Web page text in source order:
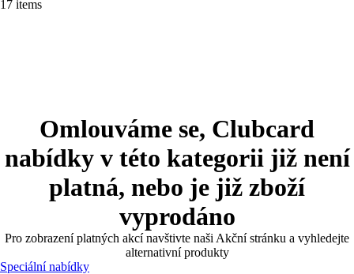
17 items
Omlouváme se, Clubcard
nabídky v této kategorii již není
platná, nebo je již zboží
vyprodáno
Pro zobrazení platných akcí navštivte naši Akční stránku a vyhledejte
alternativní produkty
Speciální nabídky